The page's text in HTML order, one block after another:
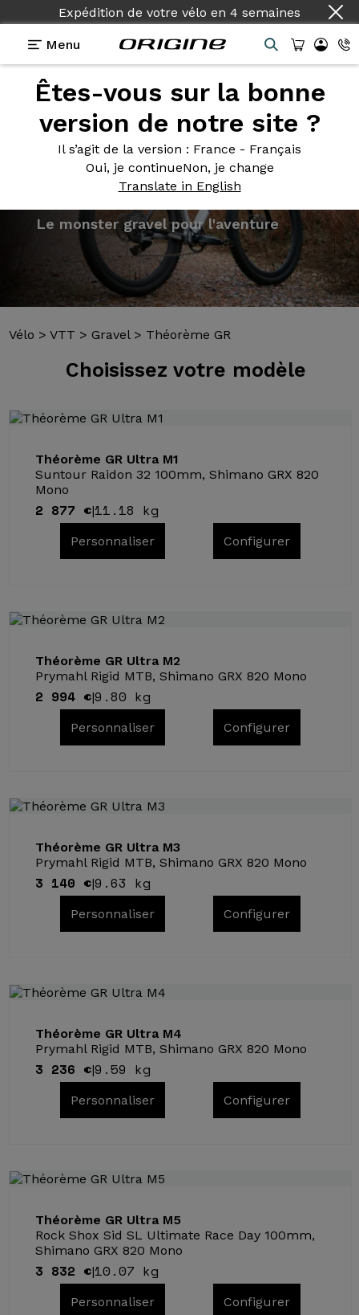
Expédition de votre vélo en 4 semaines
Menu
Êtes-vous sur la bonne
version de notre site ?
Il s’agit de la version : France - Français
Oui, je continueNon, je change
Translate in English
Modèles
Vélo >VTT > Gravel> Théorème GR
Choisissez votre modèle
Théorème GR Ultra M1
Suntour Raidon 32 100mm, Shimano GRX 820
Mono
2 877 €|11.18 kg
Personnaliser Configurer
Théorème GR Ultra M2
Prymahl Rigid MTB, Shimano GRX 820 Mono
2 994 €|9.80 kg
Personnaliser Configurer
Théorème GR Ultra M3
Prymahl Rigid MTB, Shimano GRX 820 Mono
3 140 €|9.63 kg
Personnaliser Configurer
Théorème GR Ultra M4
Prymahl Rigid MTB, Shimano GRX 820 Mono
3 236 €|9.59 kg
Personnaliser Configurer
Théorème GR Ultra M5
Rock Shox Sid SL Ultimate Race Day 100mm,
Shimano GRX 820 Mono
3 832 €|10.07 kg
Personnaliser Configurer